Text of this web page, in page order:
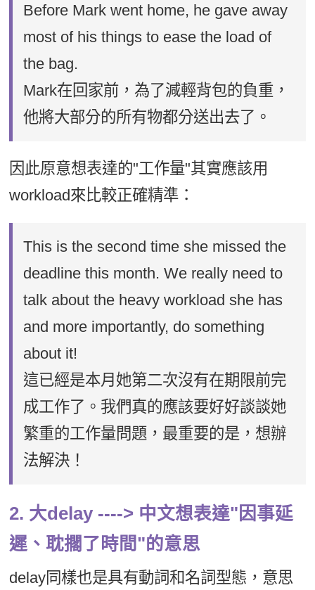
Before Mark went home, he gave away
most of his things to ease the load of
the bag.
Mark在回家前，為了減輕背包的負重，
他將大部分的所有物都分送出去了。
因此原意想表達的"工作量"其實應該用
workload來比較正確精準：
This is the second time she missed the
deadline this month. We really need to
talk about the heavy workload she has
and more importantly, do something
about it!
這已經是本月她第二次沒有在期限前完
成工作了。我們真的應該要好好談談她
繁重的工作量問題，最重要的是，想辦
法解決！
2. 大delay ----> 中文想表達"因事延
遲、耽擱了時間"的意思
delay同樣也是具有動詞和名詞型態，意思